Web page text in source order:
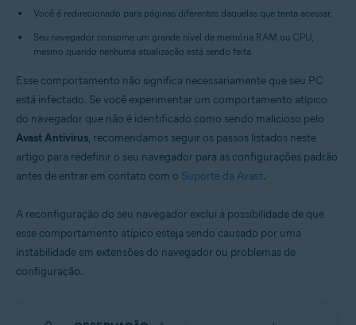
Sistemas operacionais:
Microsoft Windows 11 Home / Pro / Enterprise / Education
Microsoft Windows 10 Home / Pro / Enterprise / Education - 32 / 64-bit
Microsoft Windows 8 / Pro / Enterprise - 32 / 64-bit
Enterprise / Ultimate - Service Pack 2, 32 / 64-bit
Você é redirecionado para páginas diferentes daquelas que tenta acessar.
Seu navegador consome um grande nível de memória RAM ou CPU,
mesmo quando nenhuma atualização está sendo feita.
Esse comportamento não significa necessariamente que seu PC
está infectado. Se você experimentar um comportamento atípico
do navegador que não é identificado como sendo malicioso pelo
Avast Antivirus, recomendamos seguir os passos listados neste
artigo para redefinir o seu navegador para as configurações padrão
antes de entrar em contato com o Suporte da Avast.
A reconfiguração do seu navegador exclui a possibilidade de que
esse comportamento atípico esteja sendo causado por uma
instabilidade em extensões do navegador ou problemas de
configuração.